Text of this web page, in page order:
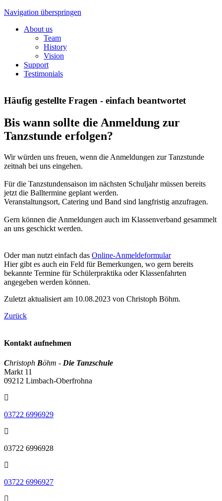
Navigation überspringen
About us
Team
History
Vision
Support
Testimonials
Häufig gestellte Fragen - einfach beantwortet
Bis wann sollte die Anmeldung zur
Tanzstunde erfolgen?
Wir würden uns freuen, wenn die Anmeldungen zur Tanzstunde
zeitnah bei uns eingehen.
Für die Tanzstundensaison im nächsten Schuljahr müssen bereits
jetzt die Balltermine geplant werden.
Veranstaltungsort, Catering und Band sind langfristig anzufragen.
Gern können die Anmeldungen auch im Klassenverband gesammelt
an uns geschickt werden.
Oder man nutzt einfach das Online-Anmeldeformular
Hier gibt es auch ein Feld für Bemerkungen, wo gern bereits
bekannte Termine für Schülerpraktika oder Klassenfahrten
angegeben werden können.
Zuletzt aktualisiert am 10.08.2023 von Christoph Böhm.
Zurück
Kontakt aufnehmen
Christoph Böhm - Die Tanzschule
Markt 11
09212 Limbach-Oberfrohna
03722 6996929
03722 6996928
03722 6996927